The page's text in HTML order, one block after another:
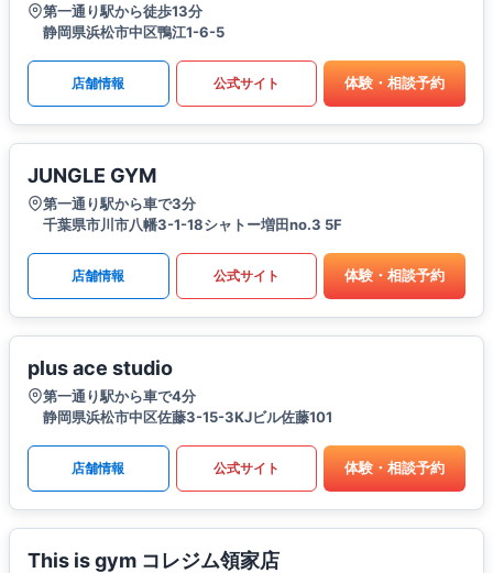
第一通り駅から徒歩13分
静岡県浜松市中区鴨江1-6-5
店舗情報 公式サイト 体験・相談予約
JUNGLE GYM
第一通り駅から車で3分
千葉県市川市八幡3-1-18シャトー増田no.3 5F
店舗情報 公式サイト 体験・相談予約
plus ace studio
第一通り駅から車で4分
静岡県浜松市中区佐藤3-15-3KJビル佐藤101
店舗情報 公式サイト 体験・相談予約
This is gym コレジム領家店